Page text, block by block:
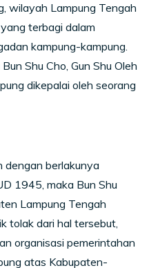
wilayah Lampung Tengah
terbagi dalam
kampung-kampung.
Shu Cho, Gun Shu Oleh
dikepalai oleh seorang
dengan berlakunya
1945, maka Bun Shu
Lampung Tengah
tolak dari hal tersebut,
organisasi pemerintahan
atas Kabupaten-